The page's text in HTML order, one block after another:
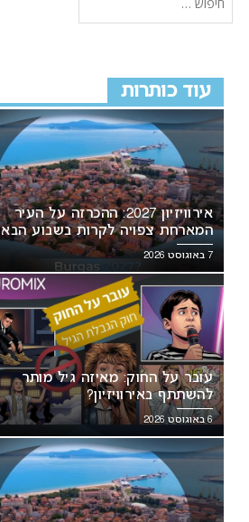
עוד כותרות
אירוויזיון 2027: ההכרזה על העיר
המארחת צפויה לקרות בשבוע הבא
7 באוגוסט 2026
עובר על החוק: מאיזה גיל מותר
להשתתף באירוויזיון?
6 באוגוסט 2026